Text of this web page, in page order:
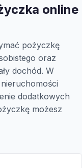
online
pożyczkę
oraz
dochód. W
dodatkowych
możesz